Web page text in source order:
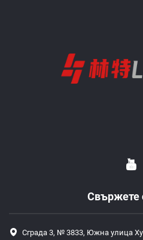
Свържете
Сграда 3, № 3833, Южна улица